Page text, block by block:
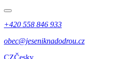
+420 558 846 933
obec@jeseniknadodrou.cz
CZČesky